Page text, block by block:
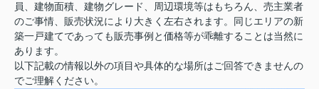
員、建物面積、建物グレード、周辺環境等はもちろん、売主業者
のご事情、販売状況により大きく左右されます。同じエリアの新
築一戸建てであっても販売事例と価格等が乖離することは当然に
あります。
以下記載の情報以外の項目や具体的な場所はご回答できませんの
でご理解ください。